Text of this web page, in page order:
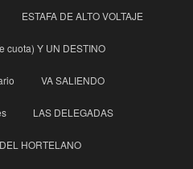
ESTAFA DE ALTO VOLTAJE
cuota) Y UN DESTINO
VA SALIENDO
LAS DELEGADAS
HORTELANO